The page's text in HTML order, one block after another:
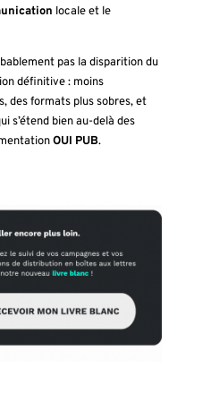
locale et le
pas la disparition du
définitive : moins
des formats plus sobres, et
s’étend bien au-delà des
OUI PUB.